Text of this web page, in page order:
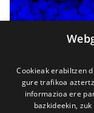
Cookieak erabiltzen
gure trafikoa
informazioa ere
bazkideekin,